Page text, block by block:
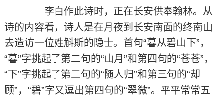
李白作此诗时，正在长安供奉翰林。从
诗的内容看，诗人是在月夜到长安南面的终南山
去造访一位姓斛斯的隐士。首句“暮从碧山下”，
“暮”字挑起了第二句的“山月”和第四句的“苍苍”，
“下”字挑起了第二句的“随人归”和第三句的“却
顾”，“碧”字又逗出第四句的“翠微”。平平常常五